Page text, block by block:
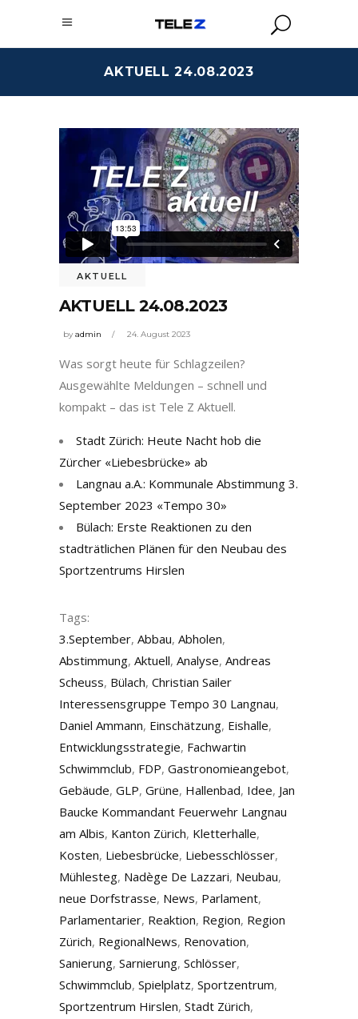
AKTUELL 24.08.2023
AKTUELL
AKTUELL 24.08.2023
byadmin 24. August 2023
Was sorgt heute für Schlagzeilen?
Ausgewählte Meldungen – schnell und
kompakt – das ist Tele Z Aktuell.
Stadt Zürich: Heute Nacht hob die
Zürcher «Liebesbrücke» ab
Langnau a.A.: Kommunale Abstimmung 3.
September 2023 «Tempo 30»
Bülach: Erste Reaktionen zu den
stadträtlichen Plänen für den Neubau des
Sportzentrums Hirslen
Tags:
3.September, Abbau, Abholen,
Abstimmung, Aktuell, Analyse, Andreas
Scheuss, Bülach, Christian Sailer
Interessensgruppe Tempo 30 Langnau,
Daniel Ammann, Einschätzung, Eishalle,
Entwicklungsstrategie, Fachwartin
Schwimmclub, FDP, Gastronomieangebot,
Gebäude, GLP, Grüne, Hallenbad, Idee, Jan
Baucke Kommandant Feuerwehr Langnau
am Albis, Kanton Zürich, Kletterhalle,
Kosten, Liebesbrücke, Liebesschlösser,
Mühlesteg, Nadège De Lazzari, Neubau,
neue Dorfstrasse, News, Parlament,
Parlamentarier, Reaktion, Region, Region
Zürich, RegionalNews, Renovation,
Sanierung, Sarnierung, Schlösser,
Schwimmclub, Spielplatz, Sportzentrum,
Sportzentrum Hirslen, Stadt Zürich,